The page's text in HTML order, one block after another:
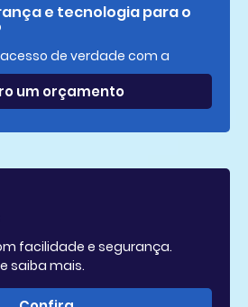
e tecnologia para o
de verdade com a
um orçamento
facilidade e segurança.
saiba mais.